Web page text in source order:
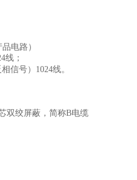
电路）
线；
信号）1024线。
双绞屏蔽，简称B电缆